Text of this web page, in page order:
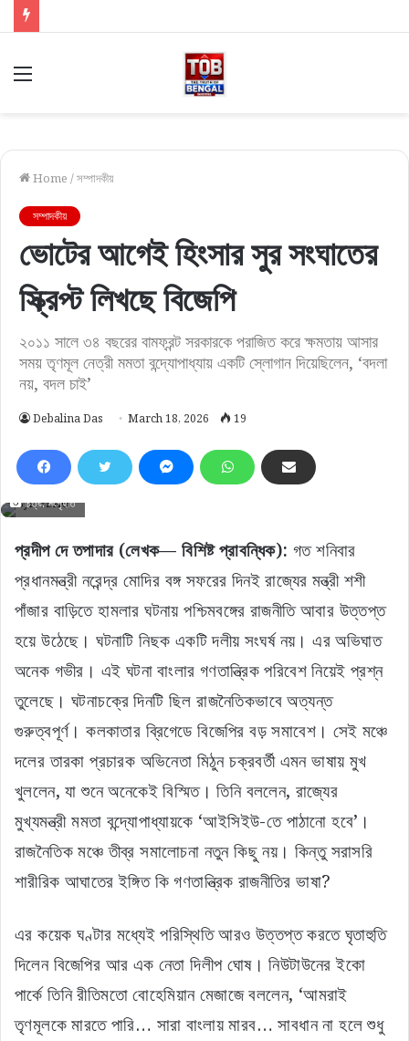
Menu
Home /সম্পাদকীয়
সম্পাদকীয়
ভোটের আগেই হিংসার সুর সংঘাতের
স্ক্রিপ্ট লিখছে বিজেপি
২০১১ সালে ৩৪ বছরের বামফ্রন্ট সরকারকে পরাজিত করে ক্ষমতায় আসার
সময় তৃণমূল নেত্রী মমতা বন্দ্যোপাধ্যায় একটি স্লোগান দিয়েছিলেন, ‘বদলা
নয়, বদল চাই’
Debalina Das March 18, 2026 19
চিত্র: সংগৃহীত
প্রদীপ দে তপাদার (লেখক— বিশিষ্ট প্রাবন্ধিক): গত শনিবার
প্রধানমন্ত্রী নরেন্দ্র মোদির বঙ্গ সফরের দিনই রাজ্যের মন্ত্রী শশী
পাঁজার বাড়িতে হামলার ঘটনায় পশ্চিমবঙ্গের রাজনীতি আবার উত্তপ্ত
হয়ে উঠেছে। ঘটনাটি নিছক একটি দলীয় সংঘর্ষ নয়। এর অভিঘাত
অনেক গভীর। এই ঘটনা বাংলার গণতান্ত্রিক পরিবেশ নিয়েই প্রশ্ন
তুলেছে। ঘটনাচক্রে দিনটি ছিল রাজনৈতিকভাবে অত্যন্ত
গুরুত্বপূর্ণ। কলকাতার ব্রিগেডে বিজেপির বড় সমাবেশ। সেই মঞ্চে
দলের তারকা প্রচারক অভিনেতা মিঠুন চক্রবর্তী এমন ভাষায় মুখ
খুললেন, যা শুনে অনেকেই বিস্মিত। তিনি বললেন, রাজ্যের
মুখ্যমন্ত্রী মমতা বন্দ্যোপাধ্যায়কে ‘আইসিইউ-তে পাঠানো হবে’।
রাজনৈতিক মঞ্চে তীব্র সমালোচনা নতুন কিছু নয়। কিন্তু সরাসরি
শারীরিক আঘাতের ইঙ্গিত কি গণতান্ত্রিক রাজনীতির ভাষা?
এর কয়েক ঘণ্টার মধ্যেই পরিস্থিতি আরও উত্তপ্ত করতে ঘৃতাহুতি
দিলেন বিজেপির আর এক নেতা দিলীপ ঘোষ। নিউটাউনের ইকো
পার্কে তিনি রীতিমতো বোহেমিয়ান মেজাজে বললেন, ‘আমরাই
তৃণমূলকে মারতে পারি… সারা বাংলায় মারব… সাবধান না হলে শুধু